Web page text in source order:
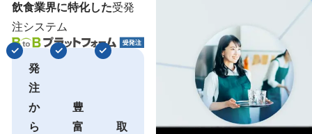
飲食業界に特化した受発
注システム
発
注
か
ら
豊
富
取